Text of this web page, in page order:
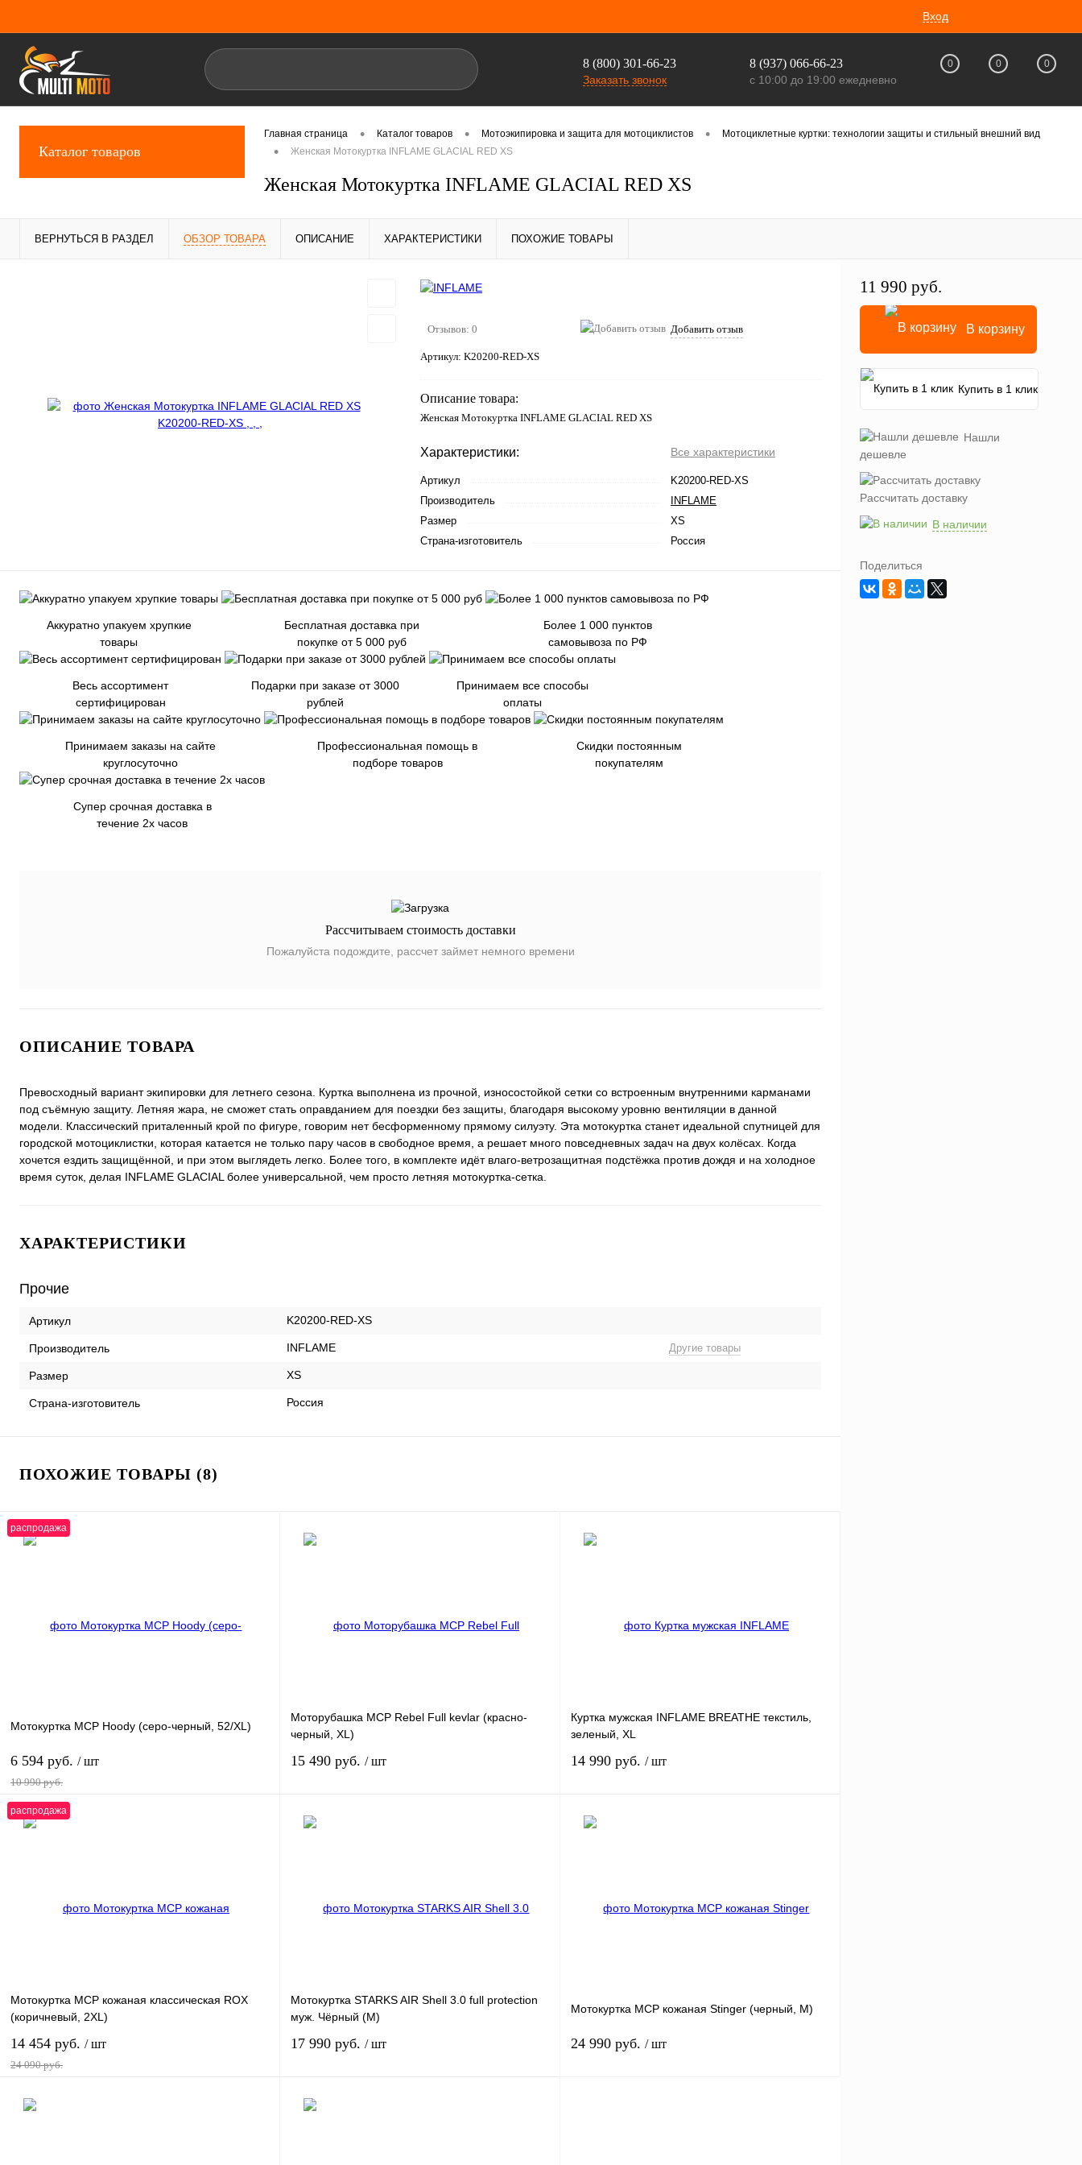
Вход
8 (800) 301-66-23
Заказать звонок
8 (937) 066-66-23
с 10:00 до 19:00 ежедневно
0 0 0
Каталог товаров
Главная страница • Каталог товаров • Мотоэкипировка и защита для мотоциклистов • Мотоциклетные куртки: технологии защиты и стильный внешний вид
• Женская Мотокуртка INFLAME GLACIAL RED XS
Женская Мотокуртка INFLAME GLACIAL RED XS
ВЕРНУТЬСЯ В РАЗДЕЛ ОБЗОР ТОВАРА ОПИСАНИЕ ХАРАКТЕРИСТИКИ ПОХОЖИЕ ТОВАРЫ
Отзывов: 0 Добавить отзыв
Артикул: K20200-RED-XS
Описание товара:
Женская Мотокуртка INFLAME GLACIAL RED XS
Характеристики: Все характеристики
Артикул
K20200-RED-XS
Производитель
INFLAME
Размер
XS
Страна-изготовитель
Россия
Аккуратно упакуем хрупкие
товары
Бесплатная доставка при
покупке от 5 000 руб
Более 1 000 пунктов
самовывоза по РФ
Весь ассортимент
сертифицирован
Подарки при заказе от 3000
рублей
Принимаем все способы
оплаты
Принимаем заказы на сайте
круглосуточно
Профессиональная помощь в
подборе товаров
Скидки постоянным
покупателям
Супер срочная доставка в
течение 2х часов
Рассчитываем стоимость доставки
Пожалуйста подождите, рассчет займет немного времени
ОПИСАНИЕ ТОВАРА
Превосходный вариант экипировки для летнего сезона. Куртка выполнена из прочной, износостойкой сетки со встроенным внутренними карманами
под съёмную защиту. Летняя жара, не сможет стать оправданием для поездки без защиты, благодаря высокому уровню вентиляции в данной
модели. Классический приталенный крой по фигуре, говорим нет бесформенному прямому силуэту. Эта мотокуртка станет идеальной спутницей для
городской мотоциклистки, которая катается не только пару часов в свободное время, а решает много повседневных задач на двух колёсах. Когда
хочется ездить защищённой, и при этом выглядеть легко. Более того, в комплекте идёт влаго-ветрозащитная подстёжка против дождя и на холодное
время суток, делая INFLAME GLACIAL более универсальной, чем просто летняя мотокуртка-сетка.
ХАРАКТЕРИСТИКИ
Прочие
Артикул K20200-RED-XS
Производитель INFLAME Другие товары
Размер XS
Страна-изготовитель Россия
ПОХОЖИЕ ТОВАРЫ (8)
распродажа
Мотокуртка MCP Hoody (серо-черный, 52/XL)
6 594 руб. / шт
10 990 руб.
наличии
Моторубашка MCP Rebel Full kevlar (красно-
черный, XL)
15 490 руб. / шт
наличии
Куртка мужская INFLAME BREATHE текстиль,
зеленый, XL
14 990 руб. / шт
наличии
распродажа
Мотокуртка MCP кожаная классическая ROX
(коричневый, 2XL)
14 454 руб. / шт
24 090 руб.
Мотокуртка STARKS AIR Shell 3.0 full protection
муж. Чёрный (M)
17 990 руб. / шт
Мотокуртка MCP кожаная Stinger (черный, M)
24 990 руб. / шт
11 990 руб.
В корзину
Купить в 1 клик
Нашли
дешевле
Рассчитать доставку
В наличии
Поделиться